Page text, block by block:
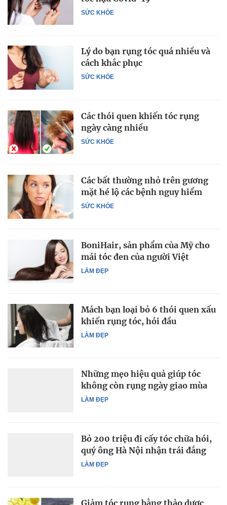
SỨC KHỎE
SỨC KHỎE
Lý do bạn rụng tóc quá nhiều và
cách khắc phục
SỨC KHỎE
Các thói quen khiến tóc rụng
ngày càng nhiều
SỨC KHỎE
Các bất thường nhỏ trên gương
mặt hé lộ các bệnh nguy hiểm
LÀM ĐẸP
BoniHair, sản phẩm của Mỹ cho
mái tóc đen của người Việt
LÀM ĐẸP
Mách bạn loại bỏ 6 thói quen xấu
khiến rụng tóc, hói đầu
LÀM ĐẸP
Những mẹo hiệu quả giúp tóc
không còn rụng ngày giao mùa
LÀM ĐẸP
Bỏ 200 triệu đi cấy tóc chữa hói,
quý ông Hà Nội nhận trái đắng